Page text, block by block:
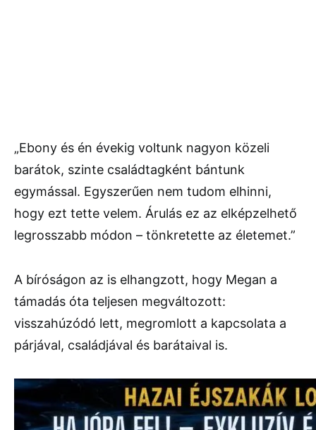
„Ebony és én évekig voltunk nagyon közeli
barátok, szinte családtagként bántunk
egymással. Egyszerűen nem tudom elhinni,
hogy ezt tette velem. Árulás ez az elképzelhető
legrosszabb módon – tönkretette az életemet.”
A bíróságon az is elhangzott, hogy Megan a
támadás óta teljesen megváltozott:
visszahúzódó lett, megromlott a kapcsolata a
párjával, családjával és barátaival is.